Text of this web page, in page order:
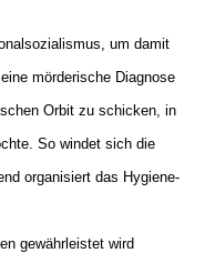
um damit
mörderische Diagnose
Orbit zu schicken, in
So windet sich die
organisiert das Hygiene-
gewährleistet wird